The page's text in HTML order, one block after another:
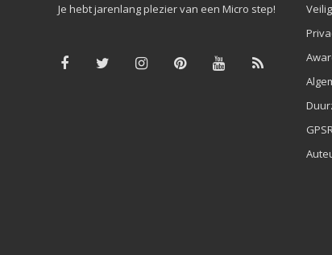
Je hebt jarenlang plezier van een Micro step!